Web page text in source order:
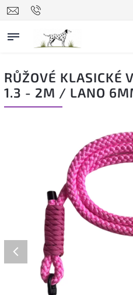
RŮŽOVÉ KLASICKÉ
1.3 - 2M / LANO